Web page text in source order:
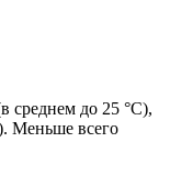
среднем до 25 °C),
Меньше всего